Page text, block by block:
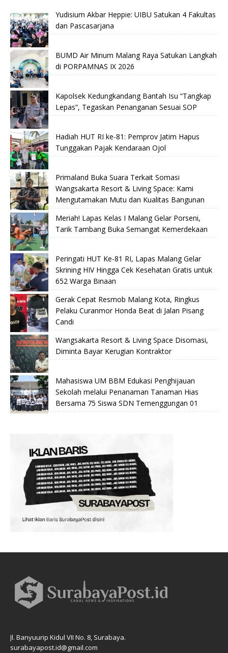
Yudisium Akbar Heppie: UIBU Satukan 4 Fakultas
dan Pascasarjana
BUMD Air Minum Malang Raya Satukan Langkah
di PORPAMNAS IX 2026
Kapolsek Kedungkandang Bantah Isu “Tangkap
Lepas”, Tegaskan Penanganan Sesuai SOP
Hadiah HUT RI ke-81: Pemprov Jatim Hapus
Tunggakan Pajak Kendaraan Ojol
Primaland Buka Suara Terkait Somasi
Wangsakarta Resort & Living Space: Kami
Mengutamakan Mutu dan Kualitas Bangunan
Meriah! Lapas Kelas I Malang Gelar Porseni,
Tarik Tambang Buka Semangat Kemerdekaan
Peringati HUT Ke-81 RI, Lapas Malang Gelar
Skrining HIV Hingga Cek Kesehatan Gratis untuk
652 Warga Binaan
Gerak Cepat Resmob Malang Kota, Ringkus
Pelaku Curanmor Honda Beat di Jalan Pisang
Candi
Wangsakarta Resort & Living Space Disomasi,
Diminta Bayar Kerugian Kontraktor
Mahasiswa UM BBM Edukasi Penghijauan
Sekolah melalui Penanaman Tanaman Hias
Bersama 75 Siswa SDN Temenggungan 01
Jl. Banyuurip Kidul VII No. 8, Surabaya.
surabayapost.id@gmail.com